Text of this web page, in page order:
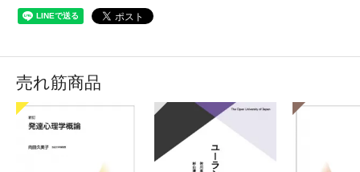
売れ筋商品